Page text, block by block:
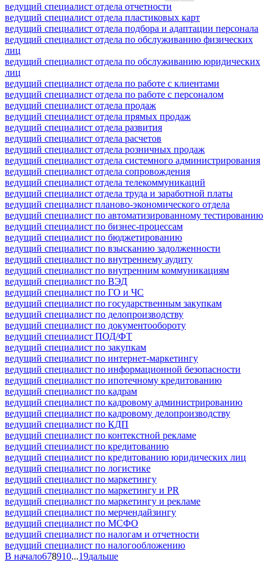
ведущий специалист отдела отчетности
ведущий специалист отдела пластиковых карт
ведущий специалист отдела подбора и адаптации персонала
ведущий специалист отдела по обслуживанию физических
лиц
ведущий специалист отдела по обслуживанию юридических
лиц
ведущий специалист отдела по работе с клиентами
ведущий специалист отдела по работе с персоналом
ведущий специалист отдела продаж
ведущий специалист отдела прямых продаж
ведущий специалист отдела развития
ведущий специалист отдела расчетов
ведущий специалист отдела розничных продаж
ведущий специалист отдела системного администрирования
ведущий специалист отдела сопровождения
ведущий специалист отдела телекоммуникаций
ведущий специалист отдела труда и заработной платы
ведущий специалист планово-экономического отдела
ведущий специалист по автоматизированному тестированию
ведущий специалист по бизнес-процессам
ведущий специалист по бюджетированию
ведущий специалист по взысканию задолженности
ведущий специалист по внутреннему аудиту
ведущий специалист по внутренним коммуникациям
ведущий специалист по ВЭД
ведущий специалист по ГО и ЧС
ведущий специалист по государственным закупкам
ведущий специалист по делопроизводству
ведущий специалист по документообороту
ведущий специалист ПОД/ФТ
ведущий специалист по закупкам
ведущий специалист по интернет-маркетингу
ведущий специалист по информационной безопасности
ведущий специалист по ипотечному кредитованию
ведущий специалист по кадрам
ведущий специалист по кадровому администрированию
ведущий специалист по кадровому делопроизводству
ведущий специалист по КДП
ведущий специалист по контекстной рекламе
ведущий специалист по кредитованию
ведущий специалист по кредитованию юридических лиц
ведущий специалист по логистике
ведущий специалист по маркетингу
ведущий специалист по маркетингу и PR
ведущий специалист по маркетингу и рекламе
ведущий специалист по мерчендайзингу
ведущий специалист по МСФО
ведущий специалист по налогам и отчетности
ведущий специалист по налогообложению
В начало678910...19дальше